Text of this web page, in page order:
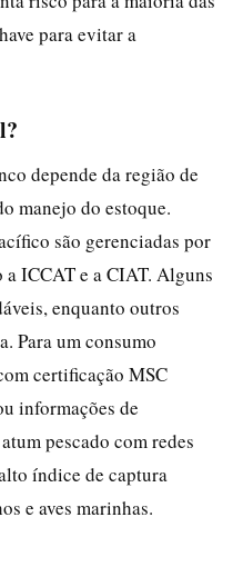
para evitar a
depende da região de
manejo do estoque.
são gerenciadas por
ICCAT e a CIAT. Alguns
enquanto outros
Para um consumo
certificação MSC
informações de
pescado com redes
índice de captura
e aves marinhas.